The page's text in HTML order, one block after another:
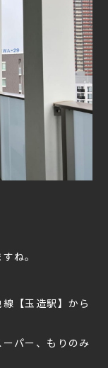
ね。
【玉造駅】から
パー、もりのみ